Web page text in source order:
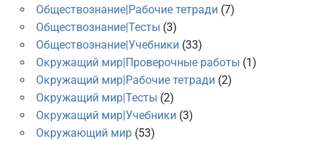
Обществознание|Рабочие тетради (7)
Обществознание|Тесты (3)
Обществознание|Учебники (33)
Окружащий мир|Проверочные работы (1)
Окружащий мир|Рабочие тетради (2)
Окружащий мир|Тесты (2)
Окружащий мир|Учебники (3)
Окружающий мир(53)